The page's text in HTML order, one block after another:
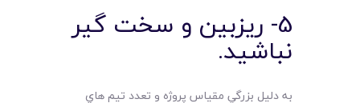
5- ريزبين و سخت گير
نباشيد.
به دليل بزرگي مقياس پروژه و تعدد تيم هاي